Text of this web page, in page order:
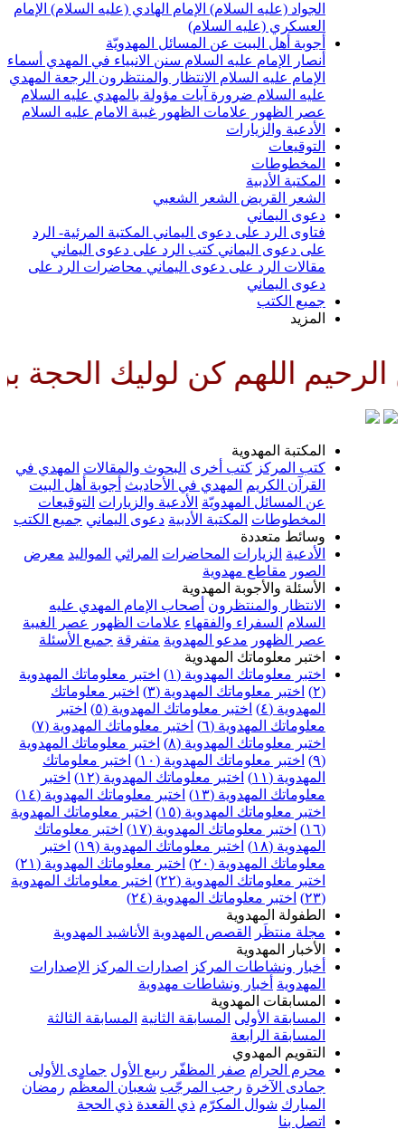
الجواد (عليه السلام) الإمام الهادي (عليه السلام) الإمام
العسكري (عليه السلام)
أجوبة أهل البيت عن المسائل المهدويّة
أنصار الإمام عليه السلام سنن الانبياء في المهدي أسماء
الإمام عليه السلام الانتظار والمنتظرون الرجعة المهدي
عليه السلام ضرورة آيات مؤولة بالمهدي عليه السلام
عصر الظهور
علامات الظهور غيبة الامام عليه السلام
الأدعية والزيارات
التوقيعات
المخطوطات
المكتبة الأدبية
الشعر القريض الشعر الشعبي
دعوى اليماني
فتاوى الرد على دعوى اليماني المكتبة المرئية- الرد
على دعوى اليماني كتب الرد على دعوى اليماني
مقالات الرد على دعوى اليماني محاضرات الرد على
دعوى اليماني
جميع الكتب
المزيد
اللهم كن لوليك الحجة بن
المكتبة المهدوية
كتب المركز كتب أخرى البحوث والمقالات المهدي في
القرآن الكريم
المهدي في الأحاديث أجوبة أهل البيت
عن المسائل المهدويّة الأدعية والزيارات التوقيعات
المخطوطات المكتبة الأدبية دعوى اليماني جميع الكتب
وسائط متعددة
الأدعية الزيارات المحاضرات المراثي المواليد معرض
الصور مقاطع مهدوية
الأسئلة والأجوبة المهدوية
الانتظار والمنتظرون أصحاب الإمام المهدي عليه
السلام السفراء والفقهاء علامات الظهور
عصر الغيبة
عصر الظهور مدعو المهدوية متفرقة جميع الأسئلة
اختبر معلوماتك المهدوية
اختبر معلوماتك المهدوية (١)
اختبر معلوماتك المهدوية
(٢)
اختبر معلوماتك المهدوية (٣)
اختبر معلوماتك
المهدوية (٤)
اختبر معلوماتك المهدوية (٥)
اختبر
معلوماتك المهدوية (٦)
اختبر معلوماتك المهدوية (٧)
اختبر معلوماتك المهدوية (٨)
اختبر معلوماتك المهدوية
(٩)
اختبر معلوماتك المهدوية (١٠)
اختبر معلوماتك
المهدوية (١١)
اختبر معلوماتك المهدوية (١٢)
اختبر
معلوماتك المهدوية (١٣)
اختبر معلوماتك المهدوية (١٤)
اختبر معلوماتك المهدوية (١٥)
اختبر معلوماتك المهدوية
(١٦)
اختبر معلوماتك المهدوية (١٧)
اختبر معلوماتك
المهدوية (١٨)
اختبر معلوماتك المهدوية (١٩)
اختبر
معلوماتك المهدوية (٢٠)
اختبر معلوماتك المهدوية (٢١)
اختبر معلوماتك المهدوية (٢٢)
اختبر معلوماتك المهدوية
(٢٣)
اختبر معلوماتك المهدوية (٢٤)
الطفولة المهدوية
مجلة منتظَر
القصص المهدوية الأناشيد المهدوية
الأخبار المهدوية
أخبار ونشاطات المركز
اصدارات المركز
الإصدارات
المهدوية أخبار ونشاطات مهدوية
المسابقات المهدوية
المسابقة الأولى المسابقة الثانية المسابقة الثالثة
المسابقة الرابعة
التقويم المهدوي
محرم الحرام صفر المظفّر ربيع الأول جمادى الأولى
جمادى الآخرة رجب المرجّب شعبان المعظّم رمضان
المبارك شوال المكرّم ذي القعدة ذي الحجة
اتصل بنا